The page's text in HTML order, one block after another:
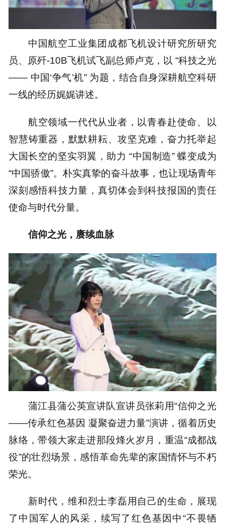
中国航空工业集团成都飞机设计研究所研究
员、原歼-10B飞机试飞副总师卢克，以 “科技之光
—— 中国‘争气’机” 为题，结合自身深耕航空科研
一线的经历娓娓讲述。
航空领域一代代从业者，以青春赴使命、以
智慧铸重器，默默耕耘、攻坚克难，奋力托举起
大国长空的坚实羽翼，助力 “中国制造” 蝶变成为
“中国骄傲”。朴实真挚的奋斗故事，也让现场青年
深刻感悟科技力量，真切体会到科技报国的责任
使命与时代分量。
信仰之光，赓续血脉
蒲江县蒲公英宣讲队宣讲员张莉用“信仰之光
——传承红色基因 凝聚奋进力量”演讲，循着历史
脉络，带领大家走进那段烽火岁月，重温“成都战
役”的壮烈场景，感悟革命先辈的家国情怀与不朽
荣光。
新时代，维和烈士李磊用自己的生命，展现
了中国军人的风采，续写了红色基因中“不畏牺